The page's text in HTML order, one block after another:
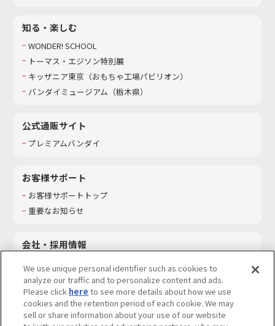
知る・楽しむ
WONDER! SCHOOL
トーマス・エジソン特別展
キッザニア東京（おもちゃ工場パビリオン）​
バンダイミュージアム（栃木県）
公式通販サイト
プレミアムバンダイ
お客様サポート
お客様サポートトップ
重要なお知らせ
会社・採用情報
採用情報
サステナビリティ
お問い合わせ
We use unique personal identifier such as cookies to
analyze our traffic and to personalize content and ads.
Please click here to see more details about how we use
cookies and the retention period of each cookie. We may
sell or share information about your use of our website